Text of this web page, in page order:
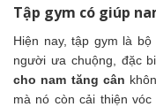
Tập gym có giúp
Hiện nay, tập gym là
người ưa chuộng, đặc
cho nam tăng cân
mà nó còn cải thiện